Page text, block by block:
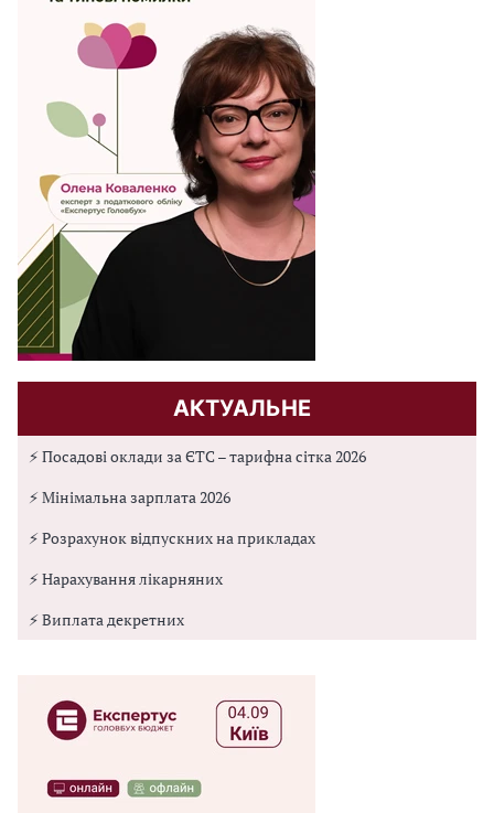
АКТУАЛЬНЕ
⚡ Посадові оклади за ЄТС – тарифна сітка 2026
⚡ Мінімальна зарплата 2026
⚡ Розрахунок відпускних на прикладах
⚡ Нарахування лікарняних
⚡ Виплата декретних